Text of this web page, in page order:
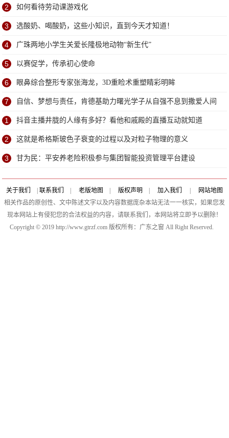
2 如何看待劳动课游戏化
3 选酸奶、喝酸奶，这些小知识，直到今天才知道！
4 广珠两地小学生关爱长隆极地动物“新生代”
5 以赛促学，传承初心使命
6 眼鼻综合整形专家张海龙，3D重睑术重塑睛彩明眸
7 自信、梦想与责任，肯德基助力曙光学子从自强不息到撒爱人间
1 抖音主播井胧的人缘有多好？看他和戚殿的直播互动就知道
2 这就是希格斯玻色子衰变的过程以及对粒子物理的意义
3 甘为民：平安养老险积极参与集团智能投资管理平台建设
关于我们 联系我们 老版地图 版权声明 加入我们
网站地图
相关作品的原创性、文中陈述文字以及内容数据庞杂本站无法一一核实，如果您发
现本网站上有侵犯您的合法权益的内容，请联系我们，本网站将立即予以删除！
Copyright © 2019 http://www.gtrzf.com 版权所有：广东之窗 All Right Reserved.